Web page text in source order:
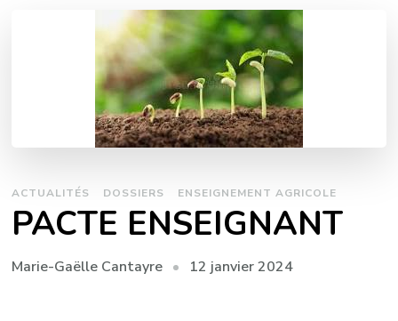
ACTUALITÉS DOSSIERS ENSEIGNEMENT AGRICOLE
PACTE ENSEIGNANT
Marie-Gaëlle Cantayre 12 janvier 2024